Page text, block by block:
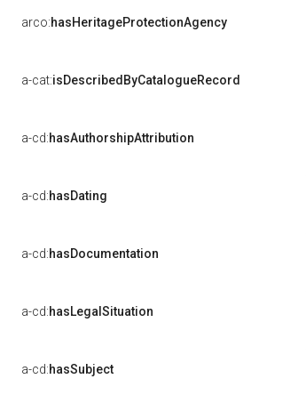
arco:hasHeritageProtectionAgency
a-cat:isDescribedByCatalogueRecord
a-cd:hasAuthorshipAttribution
a-cd:hasDating
a-cd:hasDocumentation
a-cd:hasLegalSituation
a-cd:hasSubject